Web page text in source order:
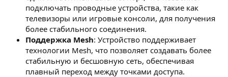
подключать проводные устройства, такие как
телевизоры или игровые консоли, для получения
более стабильного соединения.
Поддержка Mesh: Устройство поддерживает
технологии Mesh, что позволяет создавать более
стабильную и бесшовную сеть, обеспечивая
плавный переход между точками доступа.